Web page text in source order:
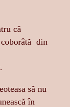
că
din
să nu
în